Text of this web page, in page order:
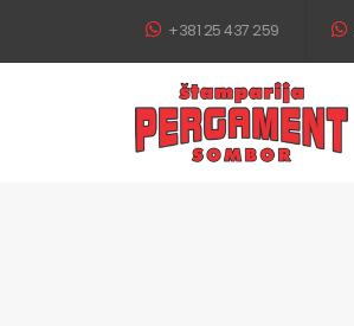
+381 25 437 259